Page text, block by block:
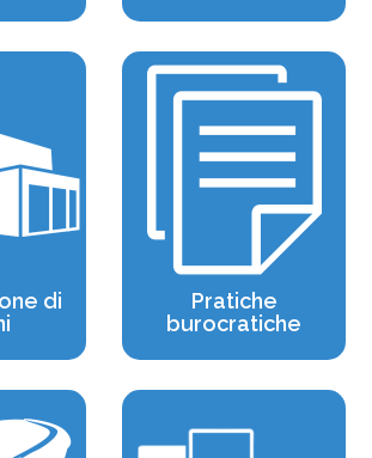
di
Pratiche
burocratiche